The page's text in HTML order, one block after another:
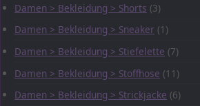
Damen > Bekleidung > Shorts (3)
Damen > Bekleidung > Sneaker (1)
Damen > Bekleidung > Stiefelette (7)
Damen > Bekleidung > Stoffhose (11)
Damen > Bekleidung > Strickjacke (6)